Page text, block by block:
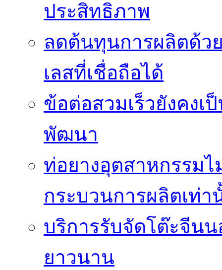
ประสิทธิภาพ
ลดต้นทุนการผลิตด้ว
เลสที่เชื่อถือได้
ข้อต่อสวมเร็วยังคง
พัฒนา
ท่อยางอุตสาหกรรม
กระบวนการผลิตเท่า
บริการรับจัดโต๊ะจีน
ยาวนาน